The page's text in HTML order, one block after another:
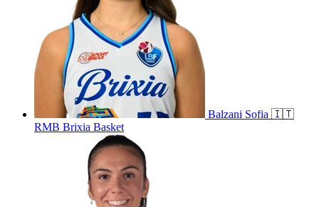
Balzani Sofia 🇮🇹
RMB Brixia Basket